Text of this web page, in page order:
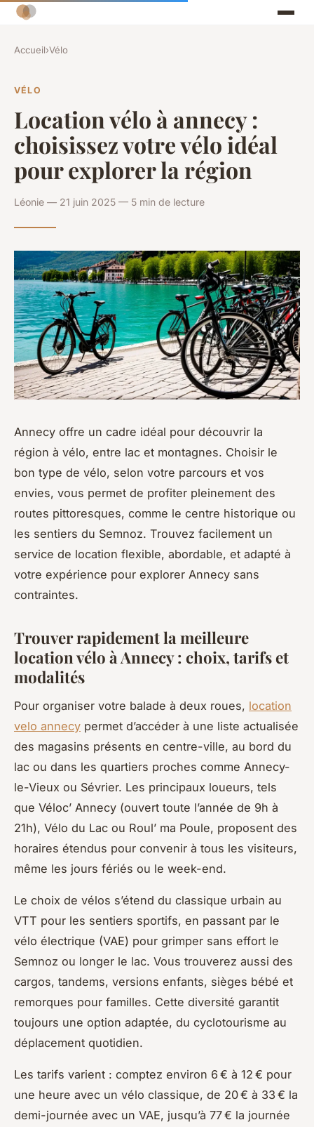
Accueil›Vélo
VÉLO
Location vélo à annecy :
choisissez votre vélo idéal
pour explorer la région
Léonie — 21 juin 2025 — 5 min de lecture
Annecy offre un cadre idéal pour découvrir la
région à vélo, entre lac et montagnes. Choisir le
bon type de vélo, selon votre parcours et vos
envies, vous permet de profiter pleinement des
routes pittoresques, comme le centre historique ou
les sentiers du Semnoz. Trouvez facilement un
service de location flexible, abordable, et adapté à
votre expérience pour explorer Annecy sans
contraintes.
Trouver rapidement la meilleure
location vélo à Annecy : choix, tarifs et
modalités
Pour organiser votre balade à deux roues, location
velo annecy permet d’accéder à une liste actualisée
des magasins présents en centre-ville, au bord du
lac ou dans les quartiers proches comme Annecy-
le-Vieux ou Sévrier. Les principaux loueurs, tels
que Véloc’ Annecy (ouvert toute l’année de 9h à
21h), Vélo du Lac ou Roul’ ma Poule, proposent des
horaires étendus pour convenir à tous les visiteurs,
même les jours fériés ou le week-end.
Le choix de vélos s’étend du classique urbain au
VTT pour les sentiers sportifs, en passant par le
vélo électrique (VAE) pour grimper sans effort le
Semnoz ou longer le lac. Vous trouverez aussi des
cargos, tandems, versions enfants, sièges bébé et
remorques pour familles. Cette diversité garantit
toujours une option adaptée, du cyclotourisme au
déplacement quotidien.
Les tarifs varient : comptez environ 6 € à 12 € pour
une heure avec un vélo classique, de 20 € à 33 € la
demi-journée avec un VAE, jusqu’à 77 € la journée